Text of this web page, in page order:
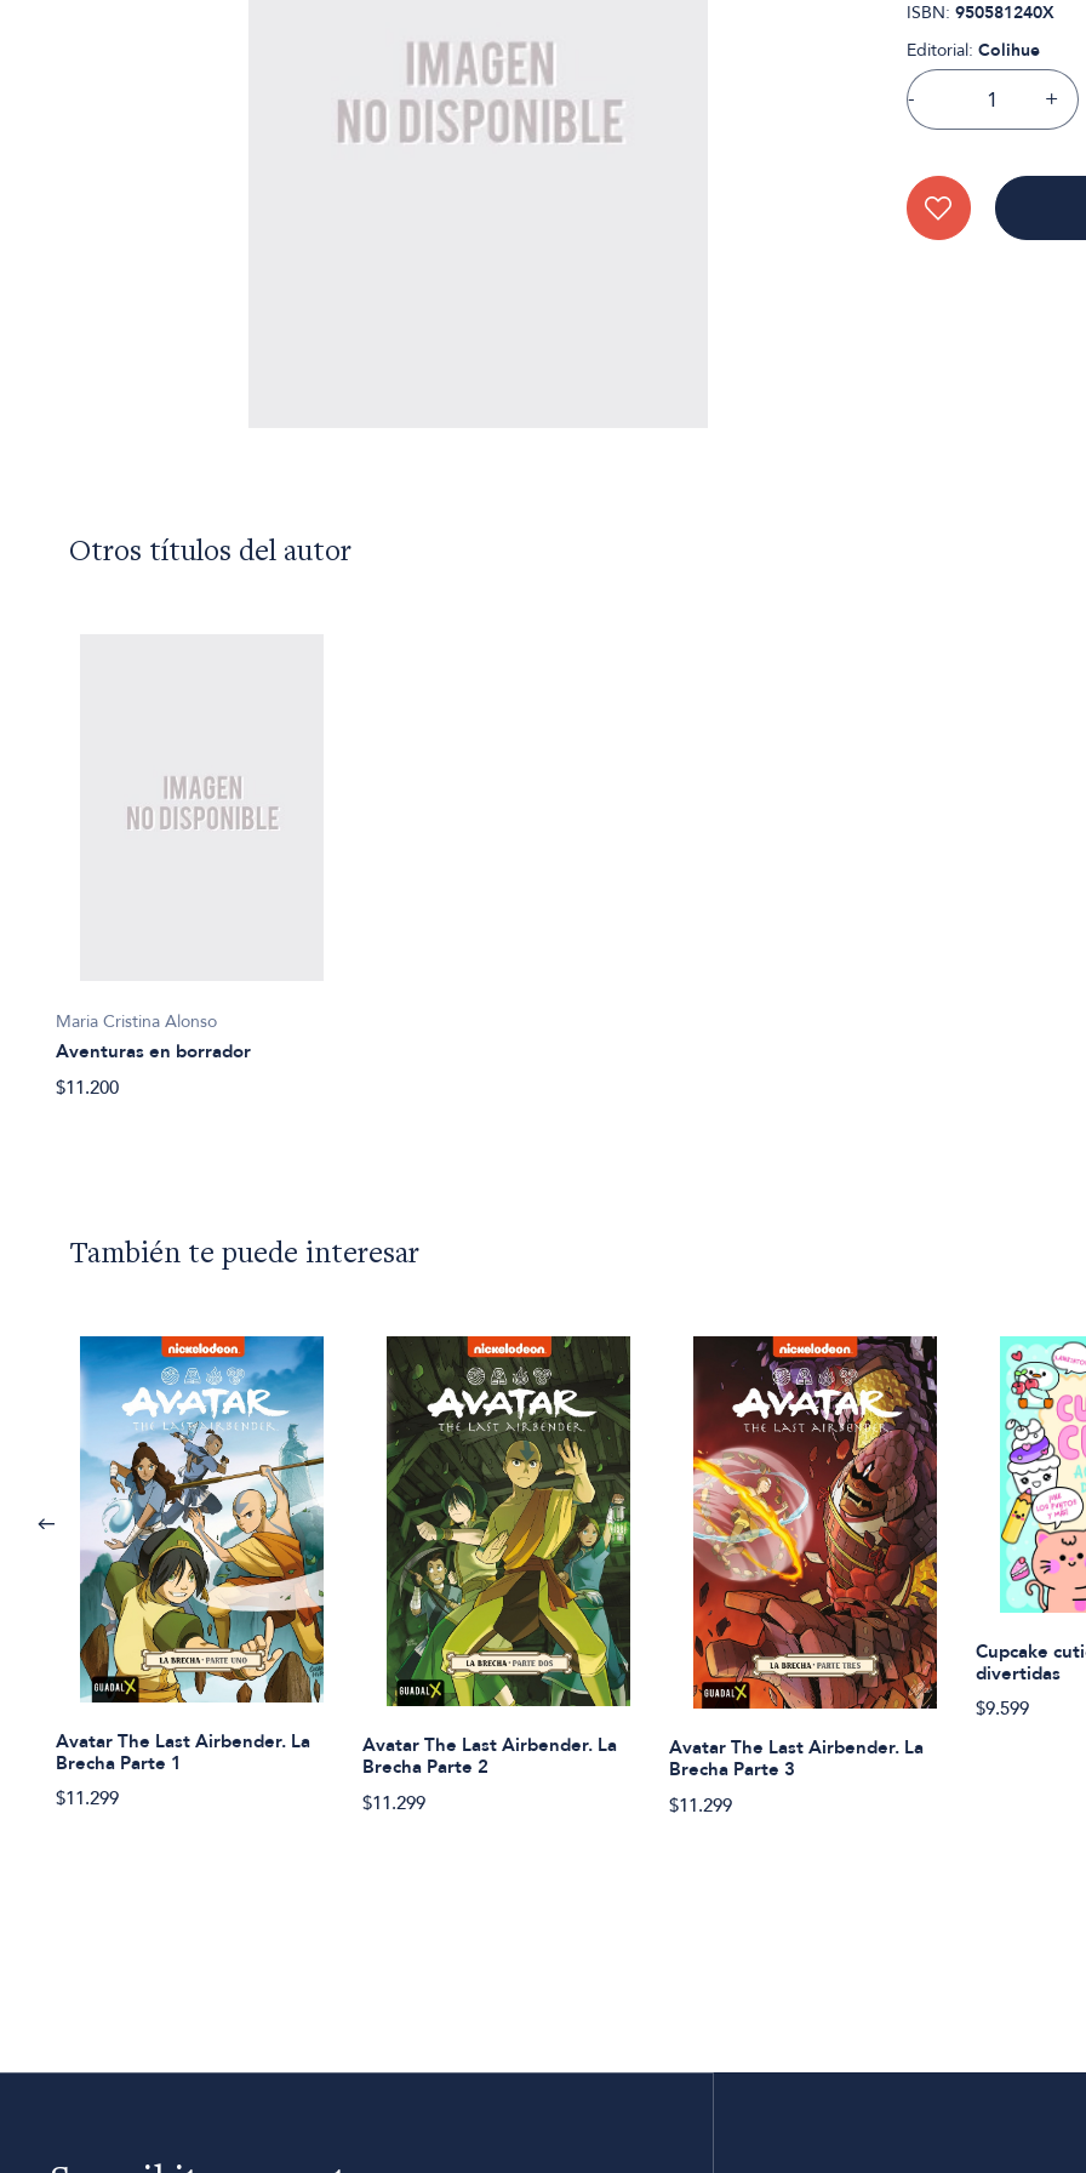
ISBN: 950581240X
Editorial: Colihue
- +
Otros títulos del autor
Maria Cristina Alonso
Aventuras en borrador
$11.200
También te puede interesar
Avatar The Last Airbender. La
Brecha Parte 1
$11.299
Avatar The Last Airbender. La
Brecha Parte 2
$11.299
Avatar The Last Airbender. La
Brecha Parte 3
$11.299
Cupcake
divertidas
$9.599